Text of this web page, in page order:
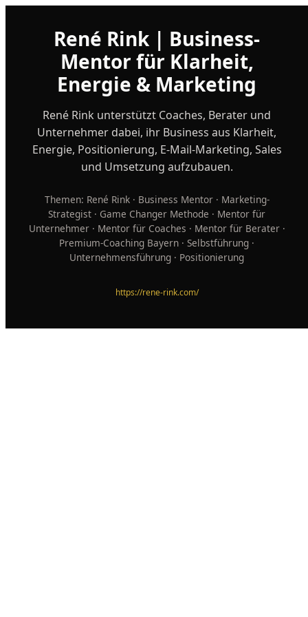
René Rink | Business-
Mentor für Klarheit,
Energie & Marketing
René Rink unterstützt Coaches, Berater und
Unternehmer dabei, ihr Business aus Klarheit,
Energie, Positionierung, E-Mail-Marketing, Sales
und Umsetzung aufzubauen.
Themen: René Rink · Business Mentor · Marketing-
Strategist · Game Changer Methode · Mentor für
Unternehmer · Mentor für Coaches · Mentor für Berater ·
Premium-Coaching Bayern · Selbstführung ·
Unternehmensführung · Positionierung
https://rene-rink.com/